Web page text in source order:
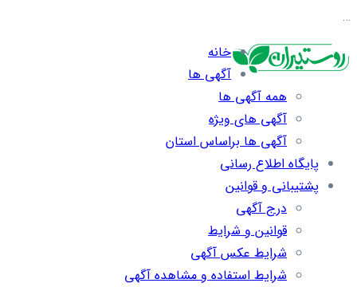
…
خانه
آگهی ها
همه آگهی ها
آگهی های ویژه
آگهی ها براساس استان
پایگاه اطلاع رسانی
پشتیبانی و قوانین
درج آگهی
قوانین و شرایط
شرایط عکس آگهی
شرایط استفاده و مشاهده آگهی